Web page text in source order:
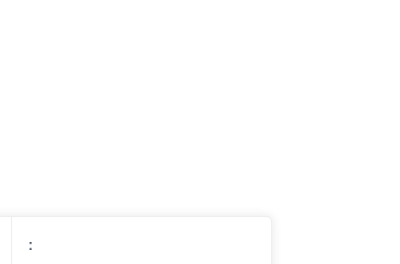
: